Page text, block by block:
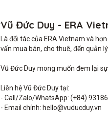
Vũ Đức Duy - ERA
Là đối tác của ERA Vietnam và
vấn mua bán, cho thuê, đến quản lý
Vũ Đức Duy mong muốn đem lại
Liên hệ Vũ Đức Duy tại:
- Call/Zalo/WhatsApp: (+84)
- Email chính: hello@vuducduy.vn